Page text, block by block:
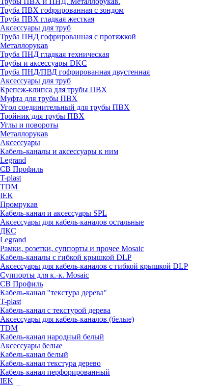
Труба ПВХ гофрированная с зондом
Труба ПВХ гладкая жесткая
Аксессуары для труб
Труба ПНД гофрированная с протяжкой
Металлорукав
Труба ПНД гладкая техническая
Трубы и аксессуары DKC
Труба ПНД/ПВД гофрированная двустенная
Аксессуары для труб
Крепеж-клипса для трубы ПВХ
Муфта для трубы ПВХ
Угол соединительный для трубы ПВХ
Тройник для трубы ПВХ
Углы и повороты
Металлорукав
Аксессуары
Кабель-каналы и аксессуары к ним
Legrand
СВ Профиль
T-plast
TDM
IEK
Промрукав
Кабель-канал и аксессуары SPL
Аксессуары для кабель-каналов остальные
ДКС
Legrand
Рамки, розетки, суппорты и прочее Mosaic
Кабель-каналы с гибкой крышкой DLP
Аксессуары для кабель-каналов с гибкой крышкой DLP
Суппорты для к.-к. Mosaic
СВ Профиль
Кабель-канал "текстура дерева"
T-plast
Кабель-канал с текстурой дерева
Аксессуары для кабель-каналов (белые)
TDM
Кабель-канал народный белый
Аксессуары белые
Кабель-канал белый
Кабель-канал текстура дерево
Кабель-канал перфорированный
IEK